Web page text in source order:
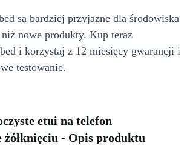
są bardziej przyjazne dla środowiska
nowe produkty. Kup teraz
i korzystaj z 12 miesięcy gwarancji i
testowanie.
etui na telefon
żółknięciu - Opis produktu